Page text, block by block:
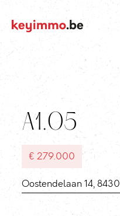
A1.05
€ 279.000
Oostendelaan 14,